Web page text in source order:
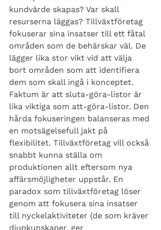
kundvärde skapas? Var skall
resurserna läggas? Tillväxtföretag
fokuserar sina insatser till ett fåtal
områden som de behärskar väl. De
lägger lika stor vikt vid att välja
bort områden som att identifiera
dem som skall ingå i konceptet.
Faktum är att sluta-göra-listor är
lika viktiga som att-göra-listor. Den
hårda fokuseringen balanseras med
en motsägelsefull jakt på
flexibilitet. Tillväxtföretag vill också
snabbt kunna ställa om
produktionen allt eftersom nya
affärsmöjligheter uppstår. En
paradox som tillväxtföretag löser
genom att fokusera sina insatser
till nyckelaktiviteter (de som kräver
djupkunskaper, ger